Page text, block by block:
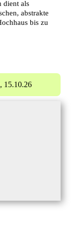
dient als
abstrakte
bis zu
15.10.26